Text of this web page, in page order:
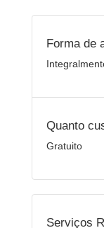
Forma de
Quanto
Gratuito
Serviços